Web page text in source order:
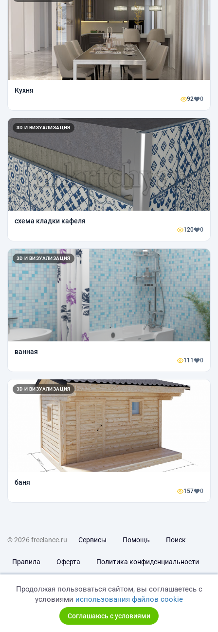
Кухня
92 0
3D И ВИЗУАЛИЗАЦИЯ
схема кладки кафеля
120 0
3D И ВИЗУАЛИЗАЦИЯ
ванная
111 0
3D И ВИЗУАЛИЗАЦИЯ
баня
157 0
© 2026 freelance.ru Сервисы Помощь Поиск
Правила Оферта Политика конфиденциальности
Продолжая пользоваться сайтом, вы соглашаетесь с
условиями использования файлов cookie
Соглашаюсь с условиями